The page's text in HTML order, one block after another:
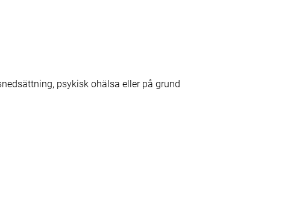
psykisk ohälsa eller på grund